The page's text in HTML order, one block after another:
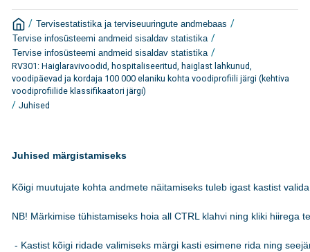
/ Tervisestatistika ja terviseuuringute andmebaas /
Tervise infosüsteemi andmeid sisaldav statistika /
Tervise infosüsteemi andmeid sisaldav statistika /
RV301: Haiglaravivoodid, hospitaliseeritud, haiglast lahkunud,
voodipäevad ja kordaja 100 000 elaniku kohta voodiprofiili järgi (kehtiva
voodiprofiilide klassifikaatori järgi)
/ Juhised
Juhised märgistamiseks
Kõigi muutujate kohta andmete näitamiseks tuleb igast kastist
NB! Märkimise tühistamiseks hoia all CTRL klahvi ning kliki hiirega
- Kastist kõigi ridade valimiseks märgi kasti esimene rida ning